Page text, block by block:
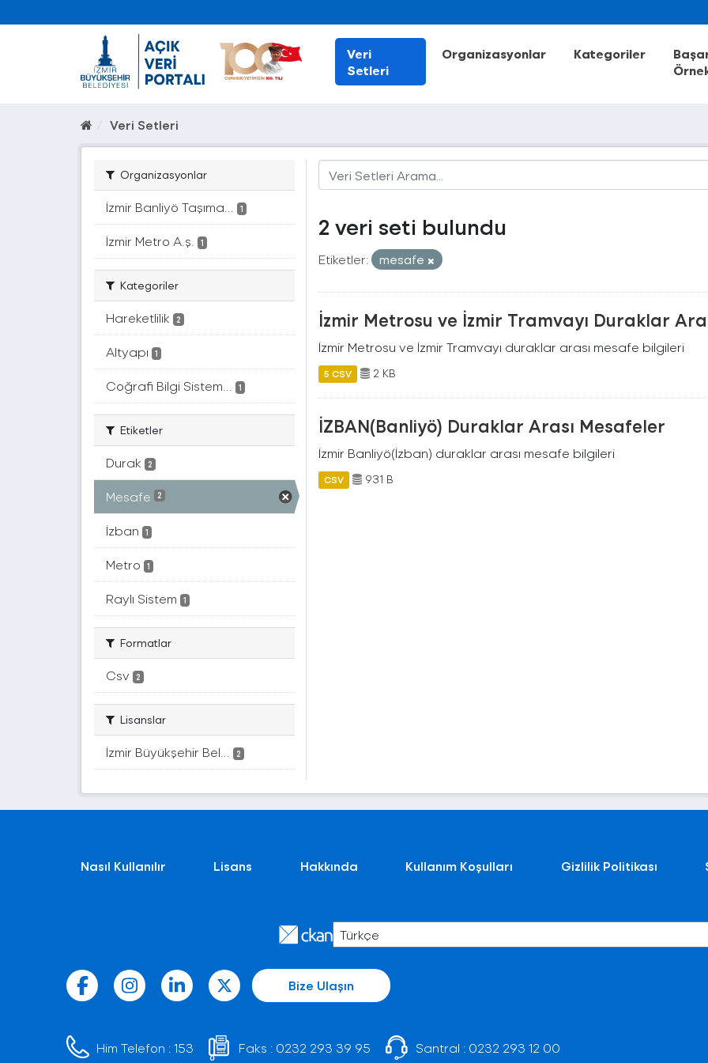
Veri
Setleri
Organizasyonlar Kategoriler
Veri Setleri
Organizasyonlar
İzmir Banliyö Taşıma... 1
İzmir Metro A.ş. 1
Kategoriler
Hareketlilik 2
Altyapı 1
Coğrafi Bilgi Sistem... 1
Etiketler
Durak 2
Mesafe 2
İzban 1
Metro 1
Raylı Sistem 1
Formatlar
Csv 2
Lisanslar
İzmir Büyükşehir Bel... 2
2 veri seti bulundu
Etiketler: mesafe
İzmir Metrosu ve İzmir Tramvayı Duraklar
İzmir Metrosu ve İzmir Tramvayı duraklar arası mesafe bilgileri
5 CSV 2 KB
İZBAN(Banliyö) Duraklar Arası Mesafeler
İzmir Banliyö(İzban) duraklar arası mesafe bilgileri
CSV 931 B
Nasıl Kullanılır Lisans Hakkında Kullanım Koşulları Gizlilik Politikası
Bize Ulaşın
Him Telefon :153 Faks : 0232 293 39 95 Santral : 0232 293 12 00